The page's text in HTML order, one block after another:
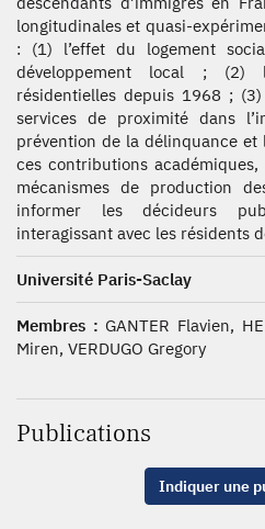
longitudinales et quasi-
: (1) l’effet du logement
développement local ; (2)
résidentielles depuis 1968 ;
services de proximité dans
prévention de la délinquance et
ces contributions
mécanismes de production
informer les décideurs
interagissant avec les résidents
Université Paris-Saclay
Membres : GANTER Flavien,
Miren, VERDUGO Gregory
Publications
Indiquer une